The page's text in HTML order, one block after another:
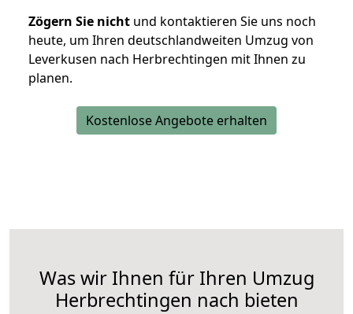
Zögern Sie nicht und kontaktieren Sie uns noch
heute, um Ihren deutschlandweiten Umzug von
Leverkusen nach Herbrechtingen mit Ihnen zu
planen.
Kostenlose Angebote erhalten
Was wir Ihnen für Ihren Umzug
Herbrechtingen nach bieten